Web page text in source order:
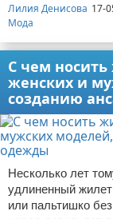
Лилия Денисова 17-
Мода
С чем носить
женских и
созданию
Несколько лет
удлиненный
или пальтишко